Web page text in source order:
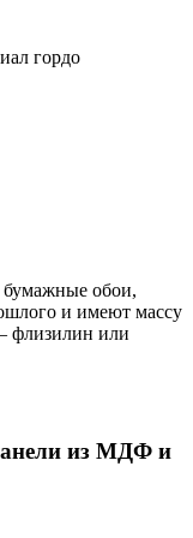
гордо
бумажные обои,
и имеют массу
флизилин или
из МДФ и